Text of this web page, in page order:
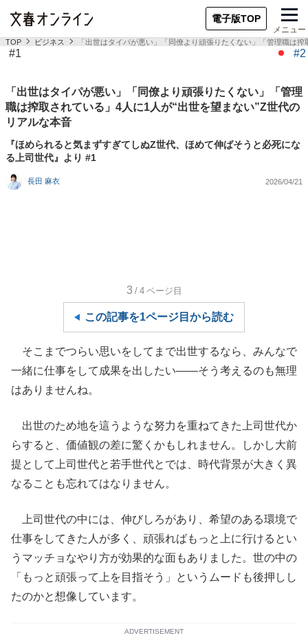
電子版TOP
メニュー
TOP ビジネス 「出世はタイパが悪い」「同僚より頑張りたくない」「管理職は
#1 #2
「出世はタイパが悪い」「同僚より頑張りたくない」「管理
職は搾取されている」4人に1人が“出世を望まない”Z世代の
リアルな本音
『ほめられると気まずすぎてしぬZ世代、ほめて伸ばそうと必死にな
る上司世代』より #1
長田 麻衣 2026/04/21
3 /4 ページ目
この記事を1ページ目から読む
そこまでつらい思いをしてまで出世するなら、みんなで
一緒に仕事をして成果を出したい――そう考えるのも無理
はありませんね。
出世のため地を這うような努力を重ねてきた上司世代か
らすると、価値観の差に驚くかもしれません。しかし大前
提として上司世代と若手世代とでは、時代背景が大きく異
なることも忘れてはなりません。
上司世代の中には、伸びしろがあり、希望のある環境で
仕事をしてきた人が多く、頑張ればもっと上に行けるとい
うマッチョなやり方が効果的な面もありました。世の中の
「もっと頑張って上を目指そう」というムードも後押しし
たのかと想像しています。
ADVERTISEMENT